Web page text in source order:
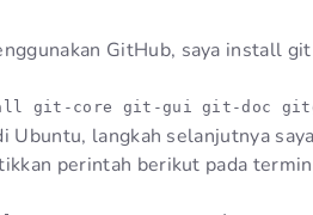
GitHub, saya install
git-core git-gui git-doc
Ubuntu, langkah selanjutnya
perintah berikut pada